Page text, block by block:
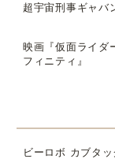
超宇宙刑事ギャバ
映画『仮面ライダ
フィニティ』
ビーロボ カブタッ